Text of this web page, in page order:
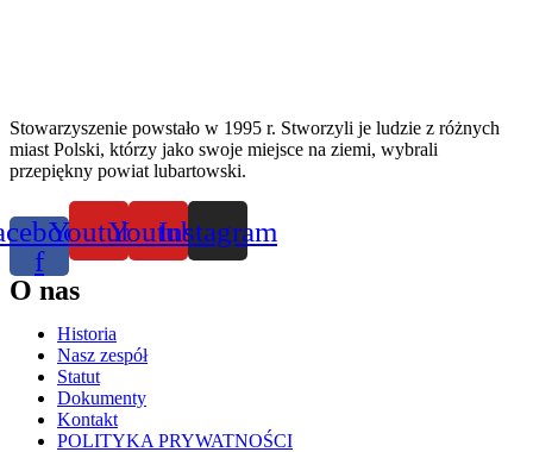
Stowarzyszenie powstało w 1995 r. Stworzyli je ludzie z różnych
miast Polski, którzy jako swoje miejsce na ziemi, wybrali
przepiękny powiat lubartowski.
f
YoutubeYoutubeInstagram
O nas
Historia
Nasz zespół
Statut
Dokumenty
Kontakt
POLITYKA PRYWATNOŚCI